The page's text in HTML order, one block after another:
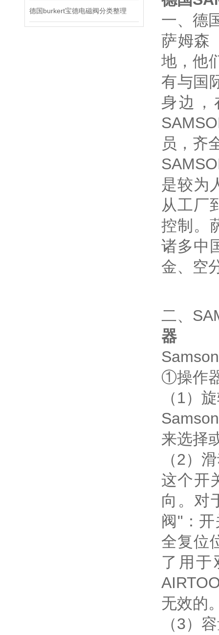
德国burkert宝德电磁阀分类整理
一、德
萨姆森
地，他
有与国
身边，
员，齐
是较为
从工厂
控制。
诸多中
金、空
二、
器
①操作
（1）
来选择
（2）
这个开
向。对
阀"：
全复位
了用于
无效的
（3）